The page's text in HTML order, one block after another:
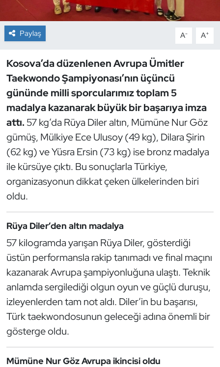
Paylaş A- A+
Kosova’da düzenlenen Avrupa Ümitler
Taekwondo Şampiyonası’nın üçüncü
gününde milli sporcularımız toplam 5
madalya kazanarak büyük bir başarıya imza
attı. 57 kg’da Rüya Diler altın, Mümüne Nur Göz
gümüş, Mülkiye Ece Ulusoy (49 kg), Dilara Şirin
(62 kg) ve Yüsra Ersin (73 kg) ise bronz madalya
ile kürsüye çıktı. Bu sonuçlarla Türkiye,
organizasyonun dikkat çeken ülkelerinden biri
oldu.
Rüya Diler’den altın madalya
57 kilogramda yarışan Rüya Diler, gösterdiği
üstün performansla rakip tanımadı ve final maçını
kazanarak Avrupa şampiyonluğuna ulaştı. Teknik
anlamda sergilediği olgun oyun ve güçlü duruşu,
izleyenlerden tam not aldı. Diler’in bu başarısı,
Türk taekwondosunun geleceği adına önemli bir
gösterge oldu.
Mümüne Nur Göz Avrupa ikincisi oldu
Dağcılık
Dans Sporları
Dövüş Sanatı
E-Spor
Eskrim
Futbol
Futsal
Genel
Golf
Güreş
Halter
Hava Sporları
Hentbol
İşitme Engelli Sporcular
Judo ve Kuraş